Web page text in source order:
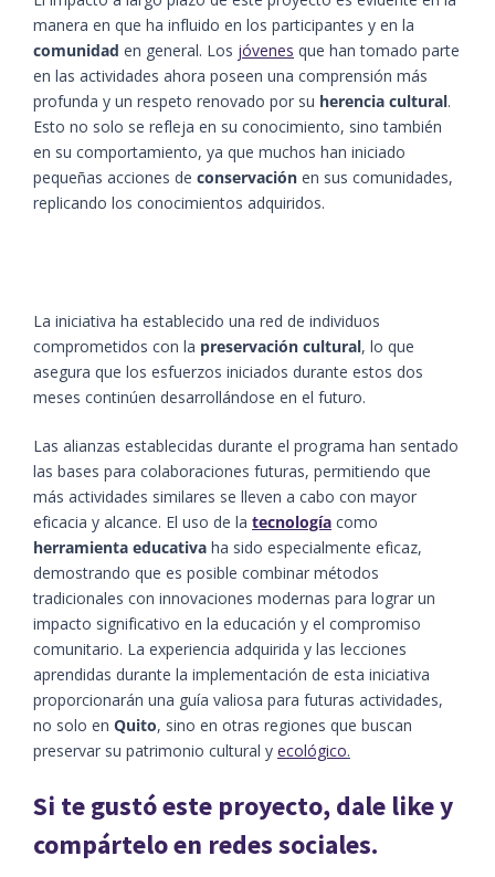
manera en que ha influido en los participantes y en la
comunidad en general. Los jóvenes que han tomado parte
en las actividades ahora poseen una comprensión más
profunda y un respeto renovado por su herencia cultural.
Esto no solo se refleja en su conocimiento, sino también
en su comportamiento, ya que muchos han iniciado
pequeñas acciones de conservación en sus comunidades,
replicando los conocimientos adquiridos.
La iniciativa ha establecido una red de individuos
comprometidos con la preservación cultural, lo que
asegura que los esfuerzos iniciados durante estos dos
meses continúen desarrollándose en el futuro.
Las alianzas establecidas durante el programa han sentado
las bases para colaboraciones futuras, permitiendo que
más actividades similares se lleven a cabo con mayor
eficacia y alcance. El uso de la tecnología como
herramienta educativa ha sido especialmente eficaz,
demostrando que es posible combinar métodos
tradicionales con innovaciones modernas para lograr un
impacto significativo en la educación y el compromiso
comunitario. La experiencia adquirida y las lecciones
aprendidas durante la implementación de esta iniciativa
proporcionarán una guía valiosa para futuras actividades,
no solo en Quito, sino en otras regiones que buscan
preservar su patrimonio cultural y ecológico.
Si te gustó este proyecto, dale like y
compártelo en redes sociales.